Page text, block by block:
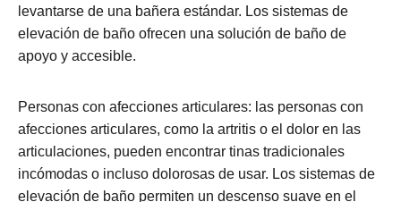
levantarse de una bañera estándar. Los sistemas de
elevación de baño ofrecen una solución de baño de
apoyo y accesible.
Personas con afecciones articulares: las personas con
afecciones articulares, como la artritis o el dolor en las
articulaciones, pueden encontrar tinas tradicionales
incómodas o incluso dolorosas de usar. Los sistemas de
elevación de baño permiten un descenso suave en el